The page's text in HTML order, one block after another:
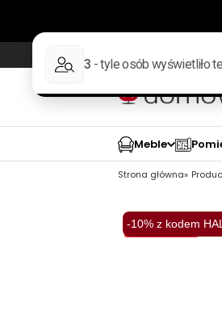
Meble
Strona główna
-10% z kodem
Wysyłka 48H